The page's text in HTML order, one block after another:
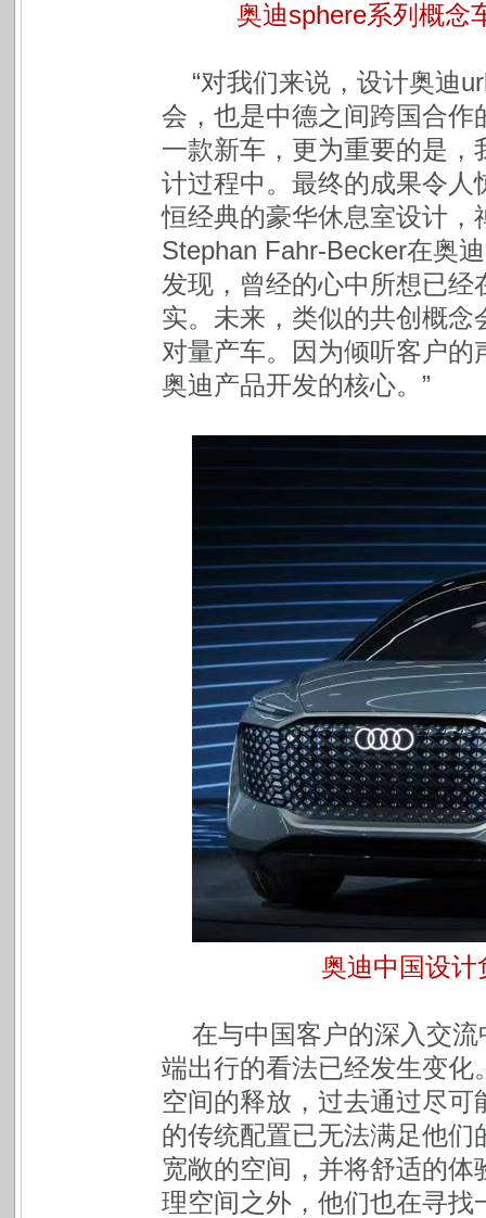
奥迪sphere系列概念
“对我们来说，设计奥迪
会，也是中德之间跨国合
一款新车，更为重要的是
计过程中。最终的成果令
恒经典的豪华休息室设计，
Stephan Fahr-Becker在奥
发现，曾经的心中所想已经
实。未来，类似的共创概
对量产车。因为倾听客户
奥迪产品开发的核心。”
奥迪中国设计
在与中国客户的深入交
端出行的看法已经发生变
空间的释放，过去通过尽
的传统配置已无法满足他
宽敞的空间，并将舒适的
理空间之外，他们也在寻